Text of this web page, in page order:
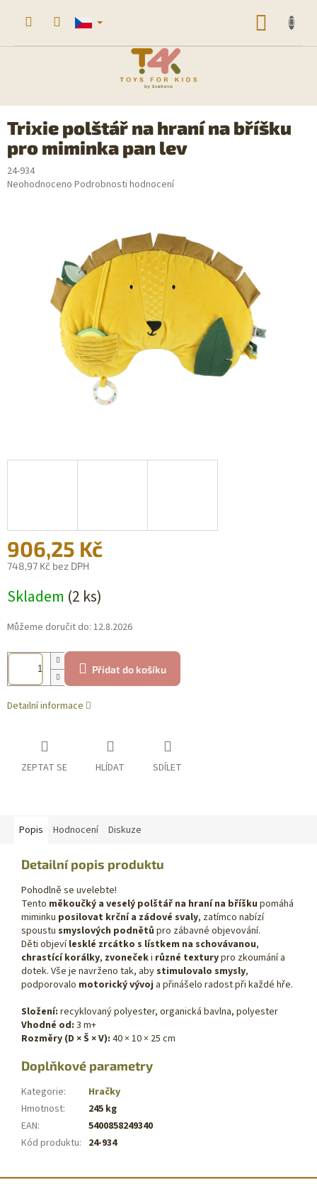
Trixie polštář na hraní na bříšku
pro miminka pan lev
24-934
Průměrné
Neohodnoceno Podrobnosti hodnocení
906,25 Kč
748,97 Kč bez DPH
cena:
Skladem (2 ks)
Můžeme doručit do: 12.8.2026
Přidat do košíku
Detailní informace
ZEPTAT SE HLÍDAT SDÍLET
Popis Hodnocení Diskuze
Detailní popis produktu
Pohodlně se uvelebte!
Tento měkoučký a veselý polštář na hraní na bříšku pomáhá
miminku posilovat krční a zádové svaly, zatímco nabízí
spoustu smyslových podnětů pro zábavné objevování.
Děti objevílesklé zrcátko s lístkem na schovávanou,
chrastící korálky, zvonečeki různé texturypro zkoumání a
dotek. Vše je navrženo tak, abystimulovalo smysly,
podporovalo motorický vývoj a přinášelo radost při každé hře.
Složení: recyklovaný polyester, organická bavlna, polyester
Vhodné od: 3 m+
Rozměry (D × Š × V): 40 × 10 × 25 cm
Doplňkové parametry
Kategorie:
Hračky
Hmotnost:
245 kg
EAN:
5400858249340
Kód produktu: 24-934